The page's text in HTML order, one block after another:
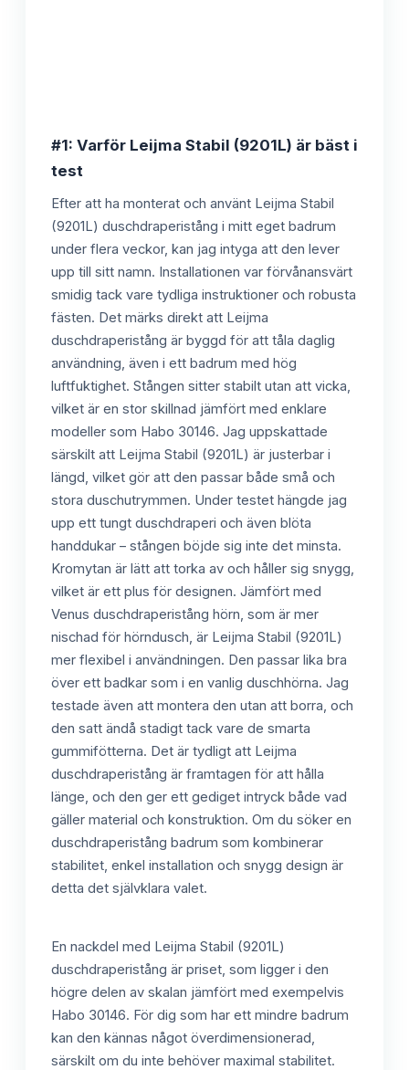
#1: Varför Leijma Stabil (9201L) är bäst i
test
Efter att ha monterat och använt Leijma Stabil
(9201L) duschdraperistång i mitt eget badrum
under flera veckor, kan jag intyga att den lever
upp till sitt namn. Installationen var förvånansvärt
smidig tack vare tydliga instruktioner och robusta
fästen. Det märks direkt att Leijma
duschdraperistång är byggd för att tåla daglig
användning, även i ett badrum med hög
luftfuktighet. Stången sitter stabilt utan att vicka,
vilket är en stor skillnad jämfört med enklare
modeller som Habo 30146. Jag uppskattade
särskilt att Leijma Stabil (9201L) är justerbar i
längd, vilket gör att den passar både små och
stora duschutrymmen. Under testet hängde jag
upp ett tungt duschdraperi och även blöta
handdukar – stången böjde sig inte det minsta.
Kromytan är lätt att torka av och håller sig snygg,
vilket är ett plus för designen. Jämfört med
Venus duschdraperistång hörn, som är mer
nischad för hörndusch, är Leijma Stabil (9201L)
mer flexibel i användningen. Den passar lika bra
över ett badkar som i en vanlig duschhörna. Jag
testade även att montera den utan att borra, och
den satt ändå stadigt tack vare de smarta
gummifötterna. Det är tydligt att Leijma
duschdraperistång är framtagen för att hålla
länge, och den ger ett gediget intryck både vad
gäller material och konstruktion. Om du söker en
duschdraperistång badrum som kombinerar
stabilitet, enkel installation och snygg design är
detta det självklara valet.
En nackdel med Leijma Stabil (9201L)
duschdraperistång är priset, som ligger i den
högre delen av skalan jämfört med exempelvis
Habo 30146. För dig som har ett mindre badrum
kan den kännas något överdimensionerad,
särskilt om du inte behöver maximal stabilitet.